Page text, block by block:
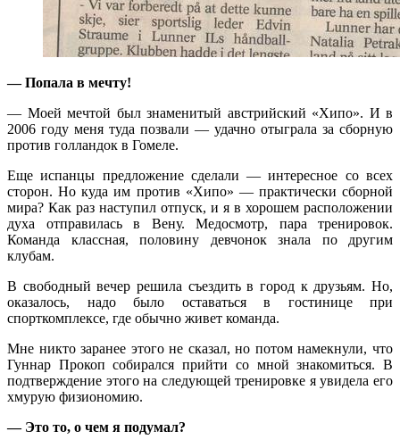
— Попала в мечту!
— Моей мечтой был знаменитый австрийский «Хипо». И в
2006 году меня туда позвали — удачно отыграла за сборную
против голландок в Гомеле.
Еще испанцы предложение сделали — интересное со всех
сторон. Но куда им против «Хипо» — практически сборной
мира? Как раз наступил отпуск, и я в хорошем расположении
духа отправилась в Вену. Медосмотр, пара тренировок.
Команда классная, половину девчонок знала по другим
клубам.
В свободный вечер решила съездить в город к друзьям. Но,
оказалось, надо было оставаться в гостинице при
спорткомплексе, где обычно живет команда.
Мне никто заранее этого не сказал, но потом намекнули, что
Гуннар Прокоп собирался прийти со мной знакомиться. В
подтверждение этого на следующей тренировке я увидела его
хмурую физиономию.
— Это то, о чем я подумал?